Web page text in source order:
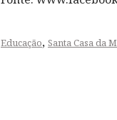
Educação, Santa Casa da